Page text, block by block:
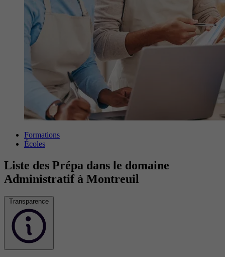
Formations
Écoles
Liste des Prépa dans le domaine
Administratif à Montreuil
Transparence